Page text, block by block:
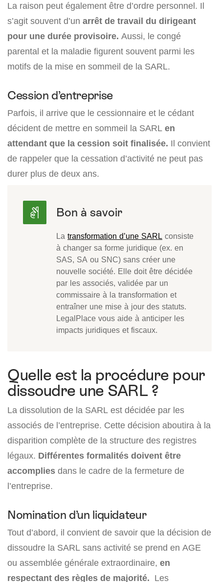
La raison peut également être d’ordre personnel. Il
s’agit souvent d’un arrêt de travail du dirigeant
pour une durée provisoire. Aussi, le congé
parental et la maladie figurent souvent parmi les
motifs de la mise en sommeil de la SARL.
Cession d’entreprise
Parfois, il arrive que le cessionnaire et le cédant
décident de mettre en sommeil la SARL en
attendant que la cession soit finalisée. Il convient
de rappeler que la cessation d’activité ne peut pas
durer plus de deux ans.
La transformation d’une SARL consiste
à changer sa forme juridique (ex. en
SAS, SA ou SNC) sans créer une
nouvelle société. Elle doit être décidée
par les associés, validée par un
commissaire à la transformation et
entraîner une mise à jour des statuts.
LegalPlace vous aide à anticiper les
impacts juridiques et fiscaux.
Quelle est la procédure pour
dissoudre une SARL ?
La dissolution de la SARL est décidée par les
associés de l’entreprise. Cette décision aboutira à la
disparition complète de la structure des registres
légaux. Différentes formalités doivent être
accomplies dans le cadre de la fermeture de
l’entreprise.
Nomination d’un liquidateur
Tout d’abord, il convient de savoir que la décision de
dissoudre la SARL sans activité se prend en AGE
ou assemblée générale extraordinaire, en
respectant des règles de majorité. Les